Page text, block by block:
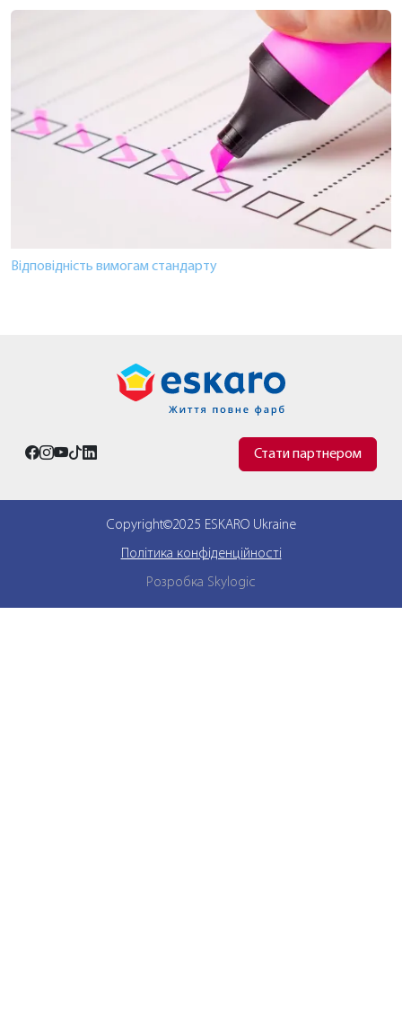
Відповідність вимогам стандарту
Стати партнером
Copyright©2025 ESKARO Ukraine
Політика конфіденційності
Розробка Skylogic